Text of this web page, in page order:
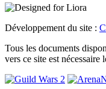
Développement du site :
Tous les documents
vers ce site est